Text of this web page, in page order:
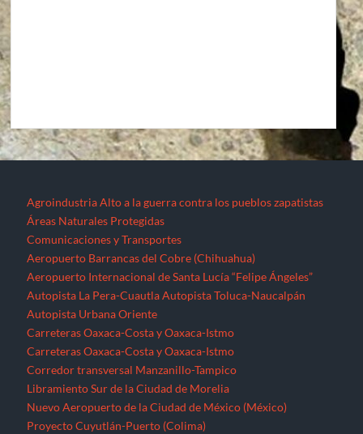
Agroindustria Alto a la guerra contra los pueblos zapatistas
Áreas Naturales Protegidas
Comunicaciones y Transportes
Aeropuerto Barrancas del Cobre (Chihuahua)
Aeropuerto Internacional de Santa Lucía “Felipe Ángeles”
Autopista La Pera-Cuautla Autopista Toluca-Naucalpán
Autopista Urbana Oriente
Carreteras Oaxaca-Costa y Oaxaca-Istmo
Carreteras Oaxaca-Costa y Oaxaca-Istmo
Corredor transversal Manzanillo-Tampico
Libramiento Sur de la Ciudad de Morelia
Nuevo Aeropuerto de la Ciudad de México (México)
Proyecto Cuyutlán-Puerto (Colima)